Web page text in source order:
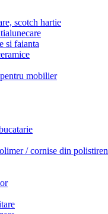
scotch hartie
si faianta
mobilier
/ cornise din polistiren